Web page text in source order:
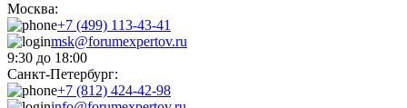
Москва:
+7 (499) 113-43-41
msk@forumexpertov.ru
9:30 до 18:00
Санкт-Петербург:
+7 (812) 424-42-98